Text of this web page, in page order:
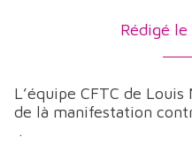
Rédigé
L’équipe CFTC de
de là manifestation
.